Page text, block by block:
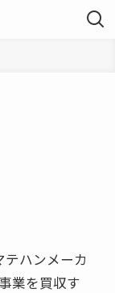
テハンメーカ
業を買収す